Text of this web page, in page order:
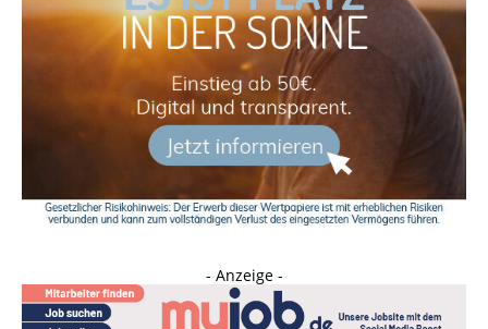
- Anzeige -